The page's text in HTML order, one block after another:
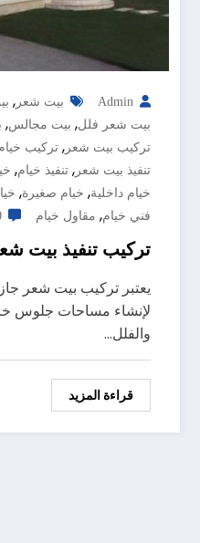
Admin بيت شعر ,
بيت شعر فلل, بيت مجالس,
تركيب بيت شعر , تركيب
تنفيذ بيت شعر , تنفيذ خيام,
خيام داخلية, خيام صغيرة,
فني خيام, مقاول خيام 0
تركيب تنفيذ بيت
يعتبر تركيب بيت شعر
لإنشاء مساحات جلوس
والفلل…
قراءة المزيد